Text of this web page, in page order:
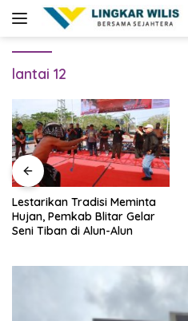
lantai 12
Lestarikan Tradisi Meminta
Hujan, Pemkab Blitar Gelar
Seni Tiban di Alun-Alun